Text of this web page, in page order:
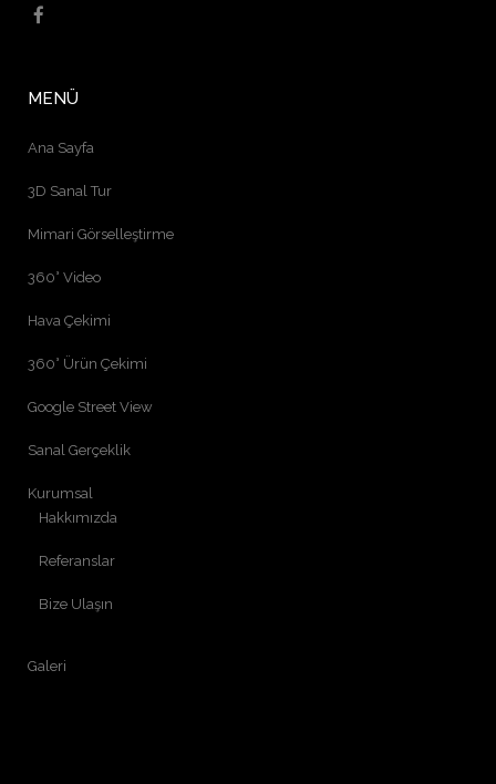
MENÜ
Ana Sayfa
3D Sanal Tur
Mimari Görselleştirme
360° Video
Hava Çekimi
360° Ürün Çekimi
Google Street View
Sanal Gerçeklik
Kurumsal
Hakkımızda
Referanslar
Bize Ulaşın
Galeri